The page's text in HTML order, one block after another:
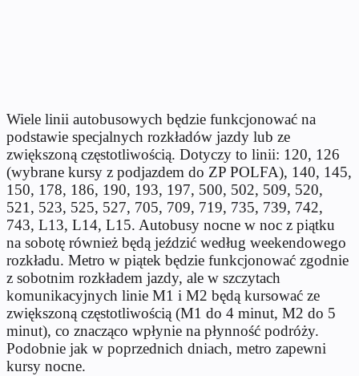
Wiele linii autobusowych będzie funkcjonować na
podstawie specjalnych rozkładów jazdy lub ze
zwiększoną częstotliwością. Dotyczy to linii: 120, 126
(wybrane kursy z podjazdem do ZP POLFA), 140, 145,
150, 178, 186, 190, 193, 197, 500, 502, 509, 520,
521, 523, 525, 527, 705, 709, 719, 735, 739, 742,
743, L13, L14, L15. Autobusy nocne w noc z piątku
na sobotę również będą jeździć według weekendowego
rozkładu. Metro w piątek będzie funkcjonować zgodnie
z sobotnim rozkładem jazdy, ale w szczytach
komunikacyjnych linie M1 i M2 będą kursować ze
zwiększoną częstotliwością (M1 do 4 minut, M2 do 5
minut), co znacząco wpłynie na płynność podróży.
Podobnie jak w poprzednich dniach, metro zapewni
kursy nocne.